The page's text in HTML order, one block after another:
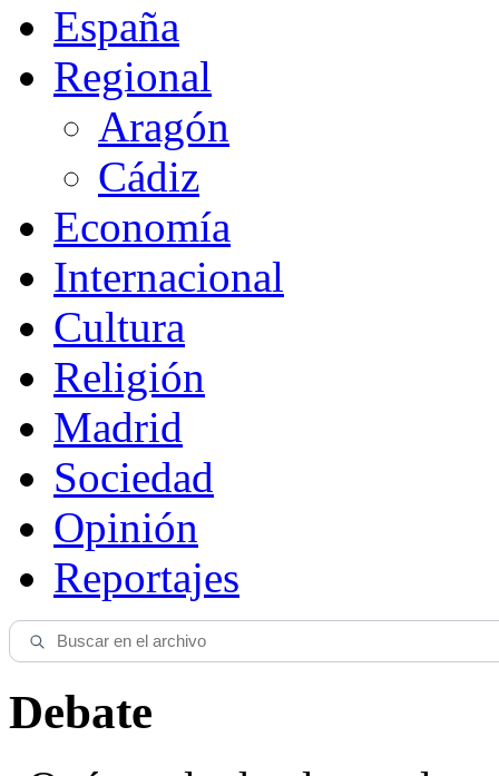
España
Regional
Aragón
Cádiz
Economía
Internacional
Cultura
Religión
Madrid
Sociedad
Opinión
Reportajes
Debate